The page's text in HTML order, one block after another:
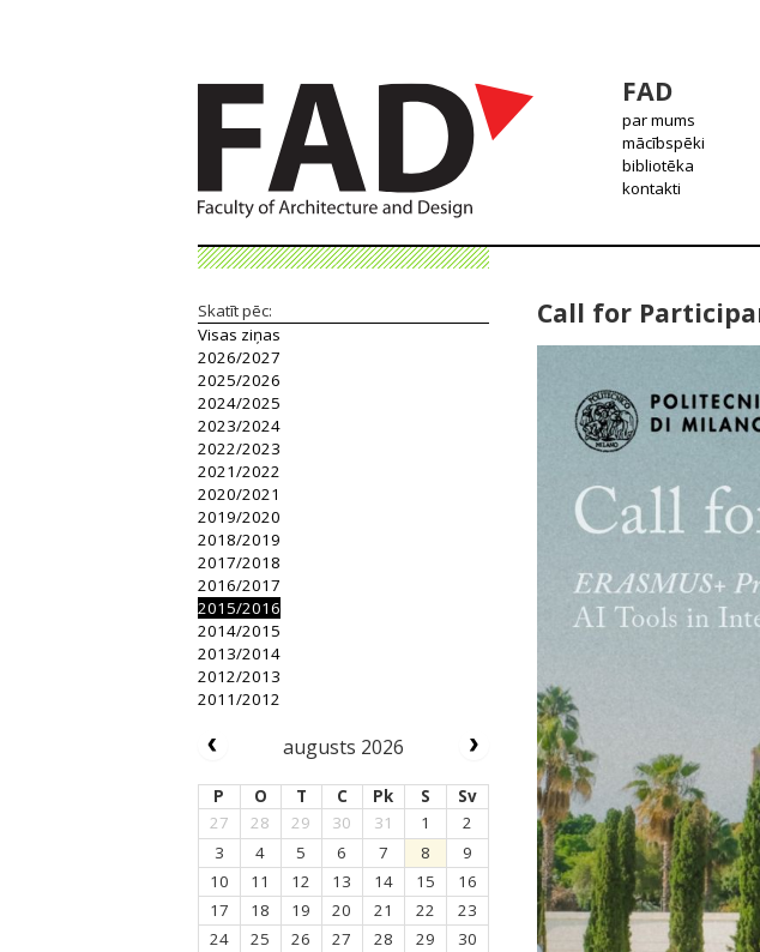
FAD
par mums
mācībspēki
bibliotēka
kontakti
Call for
Skatīt pēc:
Visas ziņas
2026/2027
2025/2026
2024/2025
2023/2024
2022/2023
2021/2022
2020/2021
2019/2020
2018/2019
2017/2018
2016/2017
2015/2016
2014/2015
2013/2014
2012/2013
2011/2012
augusts 2026
P O T C Pk S
Sv
27
28 29 30 31 1
2
3
4 5 6 7 8
9
10
11 12 13 14 15
16
17
18 19 20 21 22
23
24
25 26 27 28 29
30